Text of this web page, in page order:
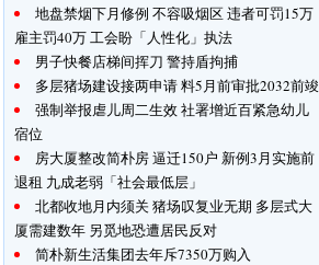
地盘禁烟下月修例 不容吸烟区 违者可罚15万
雇主罚40万 工会盼「人性化」执法
男子快餐店梯间挥刀 警持盾拘捕
多层猪场建设接两申请 料5月前审批2032前竣
强制举报虐儿周二生效 社署增近百紧急幼儿
宿位
房大厦整改简朴房 逼迁150户 新例3月实施前
退租 九成老弱「社会最低层」
北都收地月内须关 猪场叹复业无期 多层式大
厦需建数年 另觅地恐遭居民反对
简朴新生活集团去年斥7350万购入